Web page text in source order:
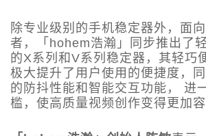
除专业级别的手机稳定器外，面
者，「hohem浩瀚」同步推出了
的X系列和V系列稳定器，其轻巧
极大提升了用户使用的便捷度，
的防抖性能和智能交互功能， 进
槛，使高质量视频创作变得更加容